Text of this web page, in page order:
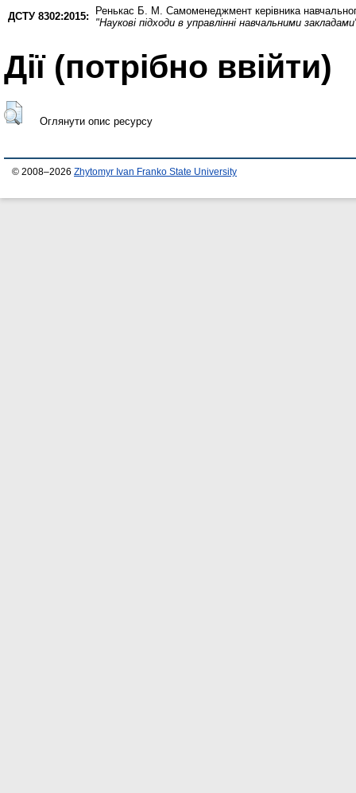
ДСТУ 8302:2015:
Ренькас Б. М. Самоменеджмент керівника
"Наукові підходи в управлінні навчальними
Дії ​​(потрібно ввійти)
Оглянути опис ресурсу
© 2008–2026 Zhytomyr Ivan Franko State University